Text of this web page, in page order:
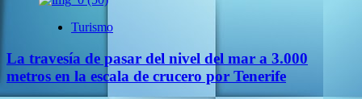
Turismo
La travesía de pasar del nivel del mar a 3.000
metros en la escala de crucero por Tenerife